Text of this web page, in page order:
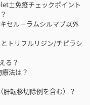
免疫チェックポイント
セル＋ラムシルマブ以外
トリフルリジン/チピラシ
る？
法は？
転移切除例を含む）？